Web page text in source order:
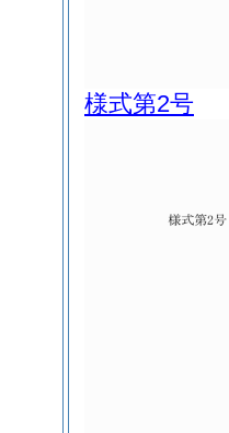
様式第2号